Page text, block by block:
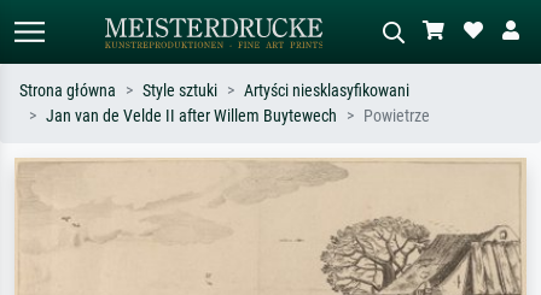
Monet, Gwiaździsta noc,
impresjonizm, fala Hokusaia, akt.
Opisz scenę – np. zielona łąka,
stojący akt obok drzewa.
Strona główna Style sztuki
Artyści niesklasyfikowani
Jan van de Velde II after Willem Buytewech
Powietrze